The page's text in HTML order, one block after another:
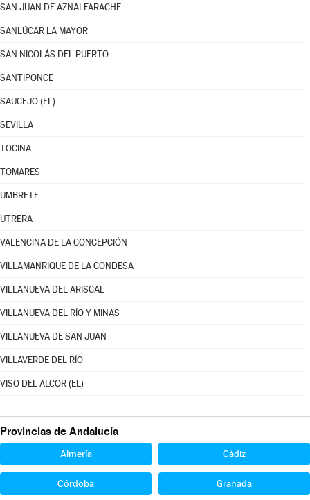
SAN JUAN DE AZNALFARACHE
SANLÚCAR LA MAYOR
SAN NICOLÁS DEL PUERTO
SANTIPONCE
SAUCEJO (EL)
SEVILLA
TOCINA
TOMARES
UMBRETE
UTRERA
VALENCINA DE LA CONCEPCIÓN
VILLAMANRIQUE DE LA CONDESA
VILLANUEVA DEL ARISCAL
VILLANUEVA DEL RÍO Y MINAS
VILLANUEVA DE SAN JUAN
VILLAVERDE DEL RÍO
VISO DEL ALCOR (EL)
Provincias de Andalucía
Almería Cádiz
Córdoba Granada